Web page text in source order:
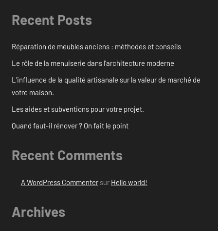
Recent Posts
Réparation de meubles anciens : méthodes et conseils
Le rôle de la menuiserie dans l’architecture moderne
L’influence de la qualité artisanale sur la valeur de marché de
votre maison.
Les aides et subventions pour votre projet.
Quand faut-il rénover ? On fait le point
Recent Comments
A WordPress Commentersur Hello world!
Archives